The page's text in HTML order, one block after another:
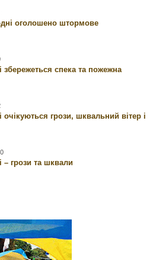
оголошено штормове
збережеться спека та пожежна
очікуються грози, шквальний вітер і
– грози та шквали